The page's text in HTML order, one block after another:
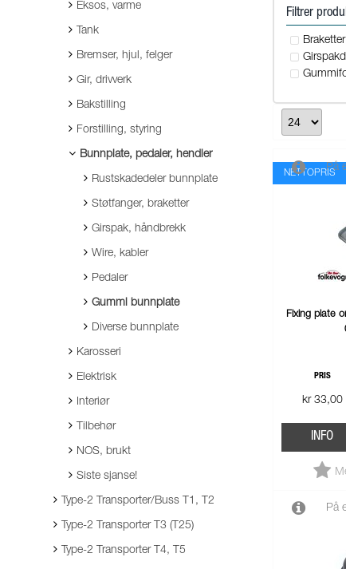
Eksos, varme
Tank
Bremser, hjul, felger
Gir, drivverk
Bakstilling
Forstilling, styring
Bunnplate, pedaler, hendler
Rustskadedeler bunnplate
Støtfanger, braketter
Girspak, håndbrekk
Wire, kabler
Pedaler
Gummi bunnplate
Diverse bunnplate
Karosseri
Elektrisk
Interiør
Tilbehør
NOS, brukt
Siste sjanse!
Type-2 Transporter/Buss T1, T2
Type-2 Transporter T3 (T25)
Type-2 Transporter T4, T5
Filtrer
NETTOPRIS
På
Fixing plate
PRIS
kr 33,00
INFO
På